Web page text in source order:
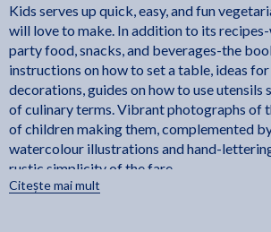
Kids serves up quick, easy, and fun
will love to make. In addition to its recipes-
party food, snacks, and beverages-the
instructions on how to set a table, ideas
decorations, guides on how to use utensils
of culinary terms. Vibrant photographs of
of children making them, complemented
watercolour illustrations and hand-
rustic simplicity of the fare.
Citește mai mult